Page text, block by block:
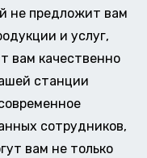
не предложит вам
и услуг,
вам качественно
станции
сотрудников,
вам не только